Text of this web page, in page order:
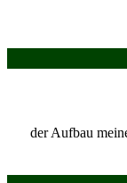
der Aufbau